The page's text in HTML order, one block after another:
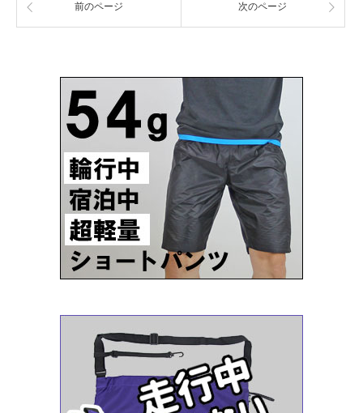
前のページ 次のページ